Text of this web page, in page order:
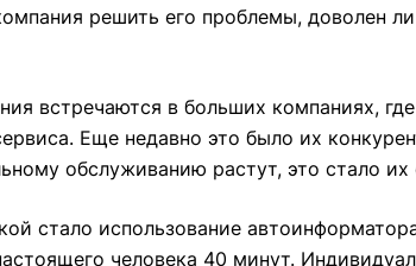
решить его проблемы, доволен
встречаются в больших компаниях,
Еще недавно это было их
обслуживанию растут, это стало
стало использование
человека 40 минут.